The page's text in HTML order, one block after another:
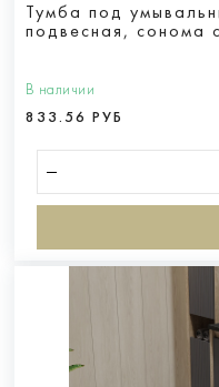
Тумба под
подвесная, cонома
В наличии
833.56 РУБ